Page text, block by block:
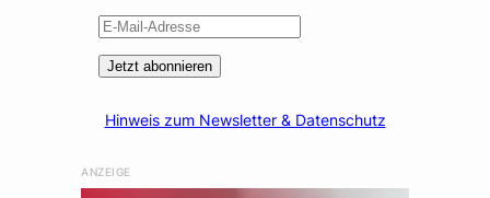
Jetzt abonnieren
Hinweis zum Newsletter & Datenschutz
ANZEIGE